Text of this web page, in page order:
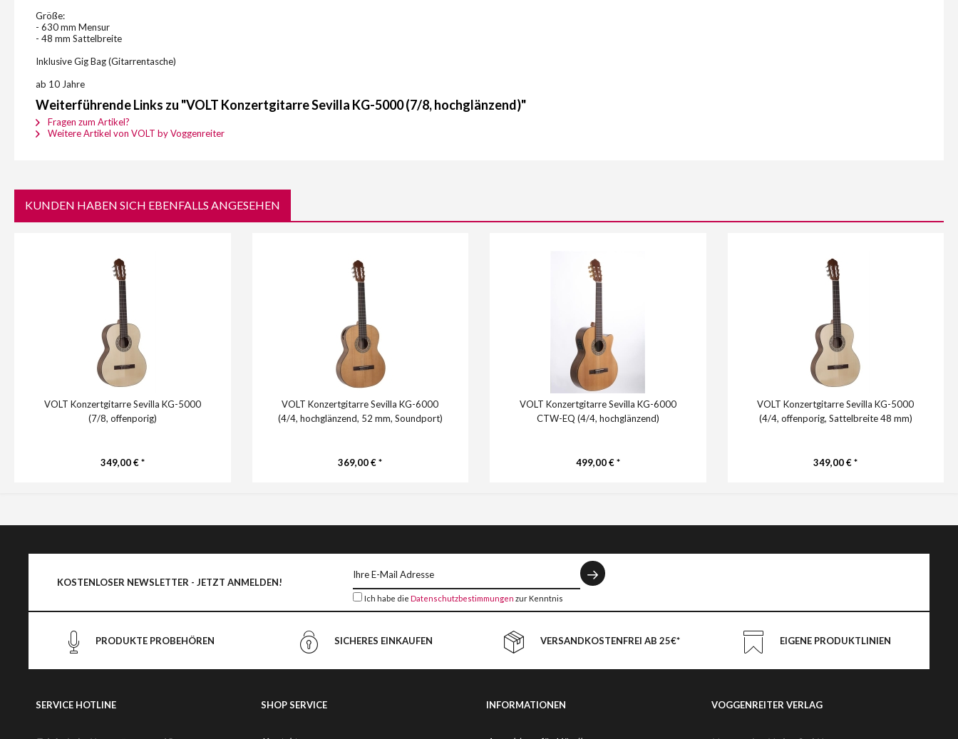
Größe:
- 630 mm Mensur
- 48 mm Sattelbreite
Inklusive Gig Bag (Gitarrentasche)
ab 10 Jahre
Weiterführende Links zu "VOLT Konzertgitarre Sevilla KG-5000 (7/8, hochglänzend)"
Fragen zum Artikel?
Weitere Artikel von VOLT by Voggenreiter
KUNDEN HABEN SICH EBENFALLS ANGESEHEN
VOLT Konzertgitarre Sevilla KG-5000
(7/8, offenporig)
349,00 € *
VOLT Konzertgitarre Sevilla KG-6000
(4/4, hochglänzend, 52 mm, Soundport)
369,00 € *
VOLT Konzertgitarre Sevilla KG-6000
CTW-EQ (4/4, hochglänzend)
499,00 € *
VOLT Konzertgitarre Sevilla KG-5000
(4/4, offenporig, Sattelbreite 48 mm)
349,00 € *
KOSTENLOSER NEWSLETTER - JETZT ANMELDEN!
Ich habe die Datenschutzbestimmungen zur Kenntnis
PRODUKTE PROBEHÖREN SICHERES EINKAUFEN VERSANDKOSTENFREI AB 25€* EIGENE PRODUKTLINIEN
SERVICE HOTLINE SHOP SERVICE INFORMATIONEN VOGGENREITER VERLAG